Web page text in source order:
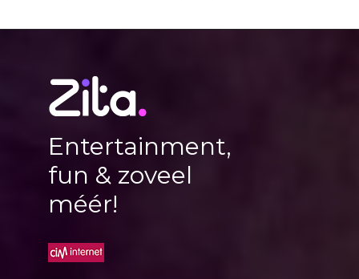
Entertainment,
fun & zoveel
méér!